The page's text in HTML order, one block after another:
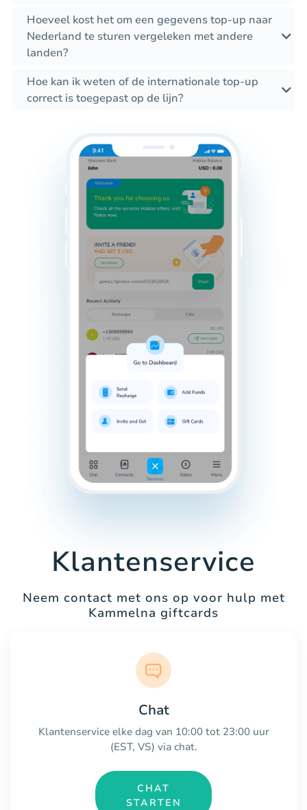
Hoeveel kost het om een gegevens top-up naar
Nederland te sturen vergeleken met andere
landen?
Hoe kan ik weten of de internationale top-up
correct is toegepast op de lijn?
Klantenservice
Neem contact met ons op voor hulp met
Kammelna giftcards
Chat
Klantenservice elke dag van 10:00 tot 23:00 uur
(EST, VS) via chat.
CHAT
STARTEN